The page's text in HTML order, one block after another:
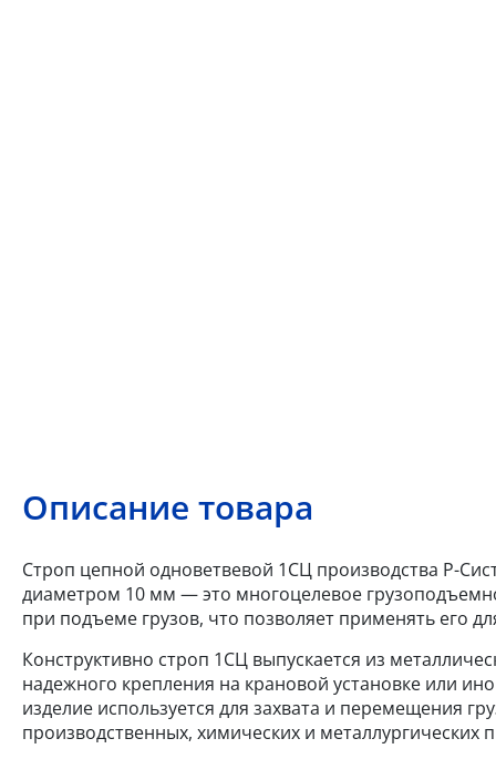
Описание товара
Строп цепной одноветвевой 1СЦ производства Р-
диаметром 10 мм — это многоцелевое
при подъеме грузов, что позволяет применять его
Конструктивно строп 1СЦ выпускается из
надежного крепления на крановой установке или
изделие используется для захвата и перемещения
производственных, химических и металлургических